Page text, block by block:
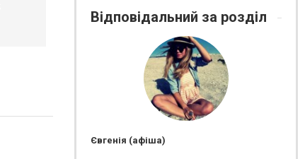
Відповідальний за розділ
Євгенія (афіша)